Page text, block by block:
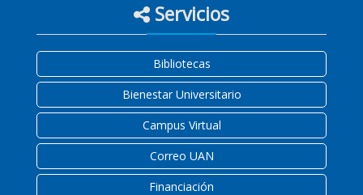
Servicios
Bibliotecas
Bienestar Universitario
Campus Virtual
Correo UAN
Financiación